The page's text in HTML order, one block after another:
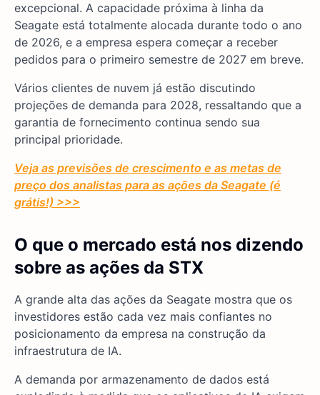
excepcional. A capacidade próxima à linha da
Seagate está totalmente alocada durante todo o ano
de 2026, e a empresa espera começar a receber
pedidos para o primeiro semestre de 2027 em breve.
Vários clientes de nuvem já estão discutindo
projeções de demanda para 2028, ressaltando que a
garantia de fornecimento continua sendo sua
principal prioridade.
Veja as previsões de crescimento e as metas de
preço dos analistas para as ações da Seagate (é
grátis!) >>>
O que o mercado está nos dizendo
sobre as ações da STX
A grande alta das ações da Seagate mostra que os
investidores estão cada vez mais confiantes no
posicionamento da empresa na construção da
infraestrutura de IA.
A demanda por armazenamento de dados está